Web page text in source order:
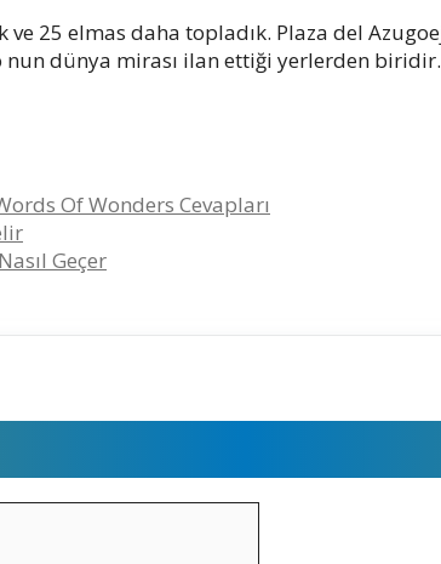
25 elmas daha topladık. Plaza del
nun dünya mirası ilan ettiği yerlerden biridir.
Of Wonders Cevapları
Geçer